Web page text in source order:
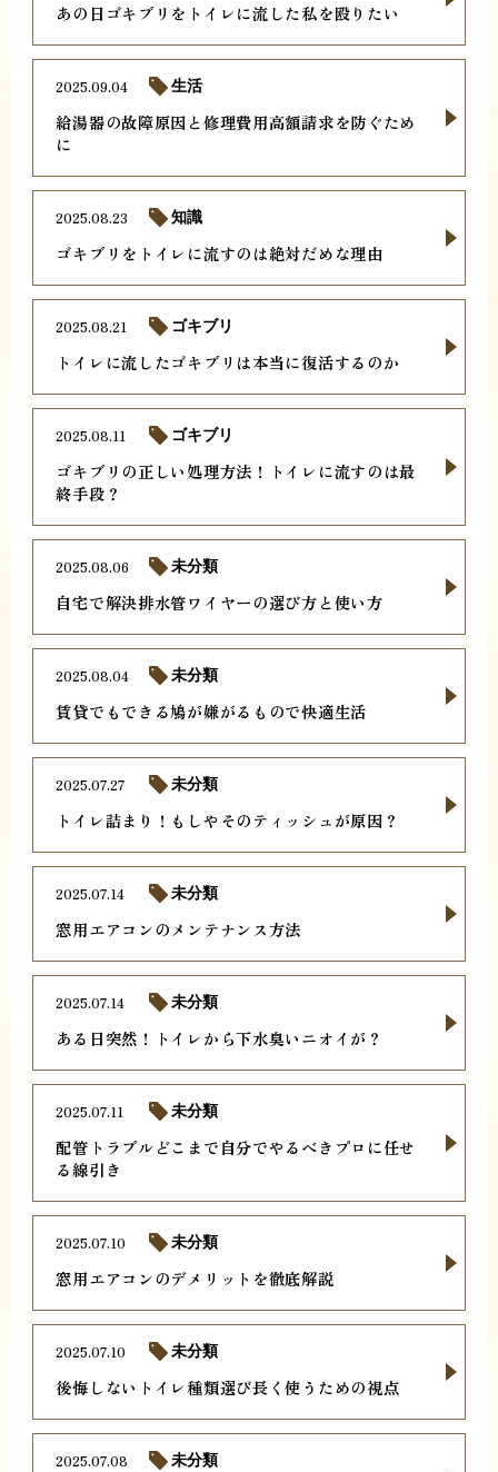
あの日ゴキブリをトイレに流した私を殴りたい
給湯器の故障原因と修理費用高額請求を防ぐため
に
2025.09.04 生活
ゴキブリをトイレに流すのは絶対だめな理由
2025.08.23 知識
トイレに流したゴキブリは本当に復活するのか
2025.08.21 ゴキブリ
ゴキブリの正しい処理方法！トイレに流すのは最
終手段？
2025.08.11 ゴキブリ
自宅で解決排水管ワイヤーの選び方と使い方
2025.08.06 未分類
賃貸でもできる鳩が嫌がるもので快適生活
2025.08.04 未分類
トイレ詰まり！もしやそのティッシュが原因？
2025.07.27 未分類
窓用エアコンのメンテナンス方法
2025.07.14 未分類
ある日突然！トイレから下水臭いニオイが？
2025.07.14 未分類
配管トラブルどこまで自分でやるべきプロに任せ
る線引き
2025.07.11 未分類
窓用エアコンのデメリットを徹底解説
2025.07.10 未分類
後悔しないトイレ種類選び長く使うための視点
2025.07.10 未分類
2025.07.08 未分類